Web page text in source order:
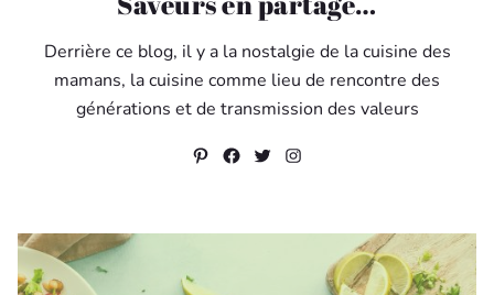
Derrière ce blog, il y a la nostalgie de la cuisine des
mamans, la cuisine comme lieu de rencontre des
générations et de transmission des valeurs
Pinterest
Facebook
Twitter
Instagram